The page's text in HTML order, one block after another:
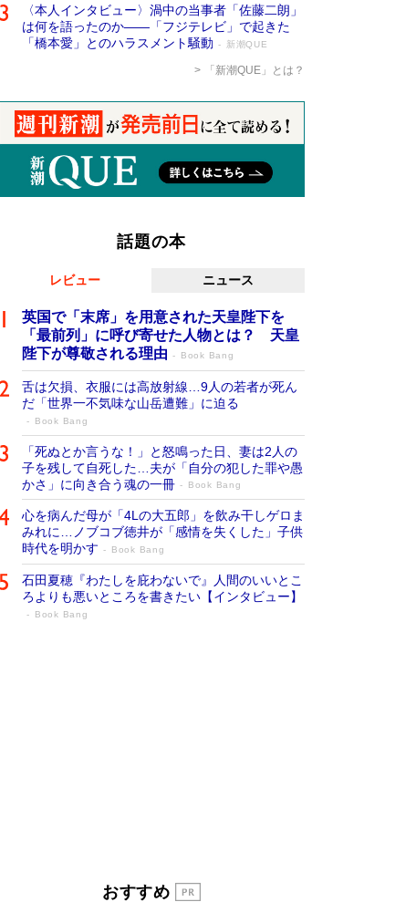
〈本人インタビュー〉渦中の当事者「佐藤二朗」
は何を語ったのか――「フジテレビ」で起きた
「橋本愛」とのハラスメント騒動
新潮QUE
「新潮QUE」とは？
話題の本
レビュー ニュース
英国で「末席」を用意された天皇陛下を
「最前列」に呼び寄せた人物とは？ 天皇
陛下が尊敬される理由
Book Bang
舌は欠損、衣服には高放射線…9人の若者が死ん
だ「世界一不気味な山岳遭難」に迫る
Book Bang
「死ぬとか言うな！」と怒鳴った日、妻は2人の
子を残して自死した…夫が「自分の犯した罪や愚
かさ」に向き合う魂の一冊
Book Bang
心を病んだ母が「4Lの大五郎」を飲み干しゲロま
みれに…ノブコブ徳井が「感情を失くした」子供
時代を明かす
Book Bang
石田夏穂『わたしを庇わないで』人間のいいとこ
ろよりも悪いところを書きたい【インタビュー】
Book Bang
開発への関心を押し上げた18年の物語に幕 特装
おすすめ